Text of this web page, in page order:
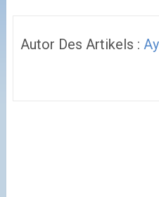
Autor Des Artikels :